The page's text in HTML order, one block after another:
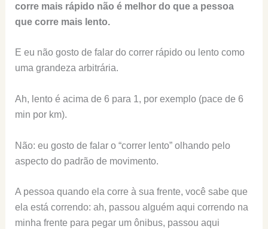
corre mais rápido não é melhor do que a pessoa
que corre mais lento.
E eu não gosto de falar do correr rápido ou lento como
uma grandeza arbitrária.
Ah, lento é acima de 6 para 1, por exemplo (pace de 6
min por km).
Não: eu gosto de falar o “correr lento” olhando pelo
aspecto do padrão de movimento.
A pessoa quando ela corre à sua frente, você sabe que
ela está correndo: ah, passou alguém aqui correndo na
minha frente para pegar um ônibus, passou aqui